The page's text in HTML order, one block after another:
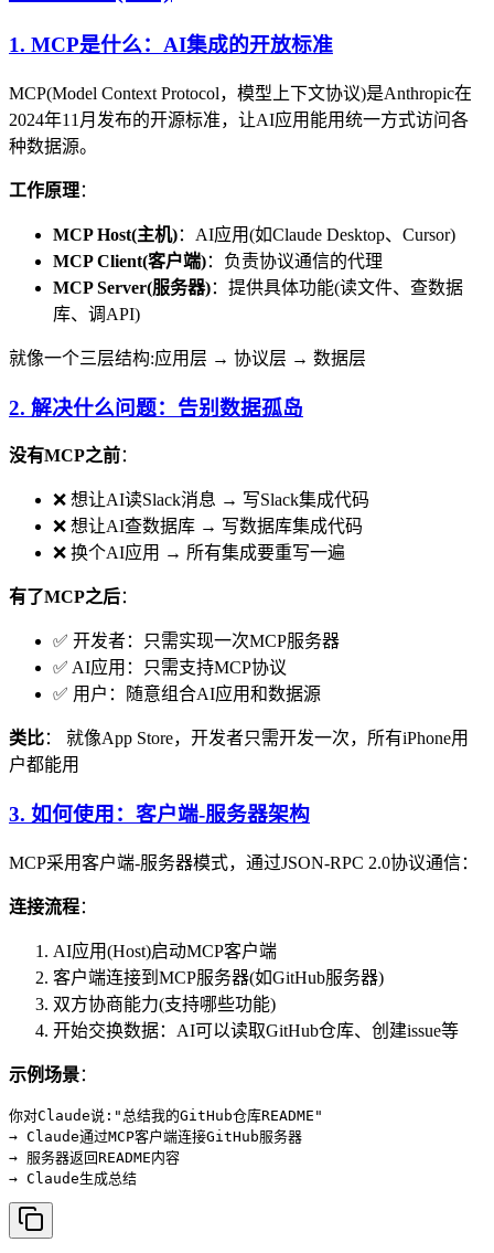
1. MCP是什么：AI集成的开放标准
MCP(Model Context Protocol，模型上下文协议)是Anthropic在
2024年11月发布的开源标准，让AI应用能用统一方式访问各
种数据源。
工作原理：
MCP Host(主机)：AI应用(如Claude Desktop、Cursor)
MCP Client(客户端)：负责协议通信的代理
MCP Server(服务器)：提供具体功能(读文件、查数据
库、调API)
就像一个三层结构:应用层 → 协议层 → 数据层
2. 解决什么问题：告别数据孤岛
没有MCP之前：
❌ 想让AI读Slack消息 → 写Slack集成代码
❌ 想让AI查数据库 → 写数据库集成代码
❌ 换个AI应用 → 所有集成要重写一遍
有了MCP之后：
✅ 开发者：只需实现一次MCP服务器
✅ AI应用：只需支持MCP协议
✅ 用户：随意组合AI应用和数据源
类比： 就像App Store，开发者只需开发一次，所有iPhone用
户都能用
3. 如何使用：客户端-服务器架构
MCP采用客户端-服务器模式，通过JSON-RPC 2.0协议通信：
连接流程：
AI应用(Host)启动MCP客户端
客户端连接到MCP服务器(如GitHub服务器)
双方协商能力(支持哪些功能)
开始交换数据：AI可以读取GitHub仓库、创建issue等
示例场景：
你对Claude说:"总结我的GitHub仓库README"
→ Claude通过MCP客户端连接GitHub服务器
→ 服务器返回README内容